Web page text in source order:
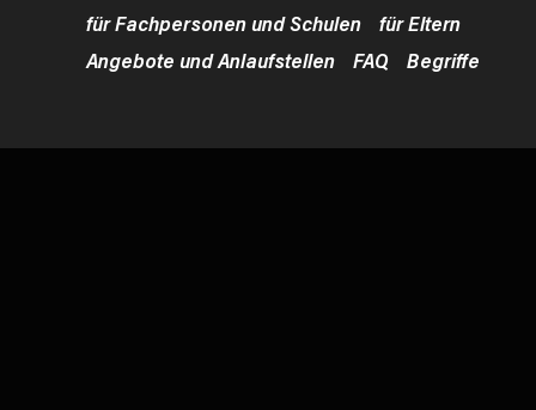
für Fachpersonen und Schulen
für Eltern
Angebote und Anlaufstellen
FAQ Begriffe